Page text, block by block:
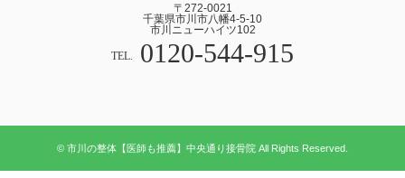
〒272-0021
千葉県市川市八幡4-5-10
市川ニューハイツ102
TEL. 0120-544-915
© 市川の整体【医師も推薦】中央通り接骨院 All Rights Reserved.